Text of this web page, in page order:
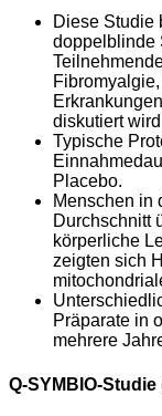
Diese Studie
doppelblinde
diskutiert
Typische
Placebo.
Menschen in
Durchschnitt
körperliche
zeigten sich
Präparate in
mehrere